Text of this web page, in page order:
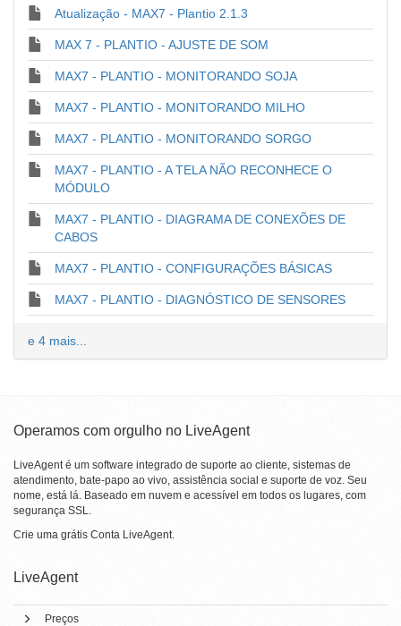
Atualização - MAX7 - Plantio 2.1.3
MAX 7 - PLANTIO - AJUSTE DE SOM
MAX7 - PLANTIO - MONITORANDO SOJA
MAX7 - PLANTIO - MONITORANDO MILHO
MAX7 - PLANTIO - MONITORANDO SORGO
MAX7 - PLANTIO - A TELA NÃO RECONHECE O
MÓDULO
MAX7 - PLANTIO - DIAGRAMA DE CONEXÕES DE
CABOS
MAX7 - PLANTIO - CONFIGURAÇÕES BÁSICAS
MAX7 - PLANTIO - DIAGNÓSTICO DE SENSORES
e 4 mais...
Operamos com orgulho no LiveAgent
LiveAgent é um software integrado de suporte ao cliente, sistemas de
atendimento, bate-papo ao vivo, assistência social e suporte de voz. Seu
nome, está lá. Baseado em nuvem e acessível em todos os lugares, com
segurança SSL.
Crie uma grátis Conta LiveAgent.
LiveAgent
Preços